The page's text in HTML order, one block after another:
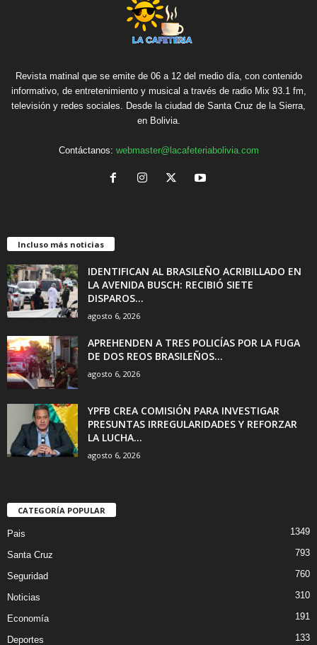
Revista matinal que se emite de 06 a 12 del medio día, con contenido
informativo, de entretenimiento y musical a través de radio Mix 93.1 fm,
televisión y redes sociales. Desde la ciudad de Santa Cruz de la Sierra,
en Bolivia.
Contáctanos: webmaster@lacafeteriabolivia.com
Incluso más noticias
IDENTIFICAN AL BRASILEÑO ACRIBILLADO EN
LA AVENIDA BUSCH: RECIBIÓ SIETE
DISPAROS...
agosto 6, 2026
APREHENDEN A TRES POLICÍAS POR LA FUGA
DE DOS REOS BRASILEÑOS...
agosto 6, 2026
YPFB CREA COMISIÓN PARA INVESTIGAR
PRESUNTAS IRREGULARIDADES Y REFORZAR
LA LUCHA...
agosto 6, 2026
CATEGORÍA POPULAR
Pais 1349
Santa Cruz 793
Seguridad 760
Noticias 310
Economía 191
Deportes 133